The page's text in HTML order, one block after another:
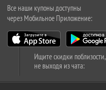
Все наши купоны доступны
через Мобильное Приложение:
Ищите скидки поблизости,
не выходя из чата: